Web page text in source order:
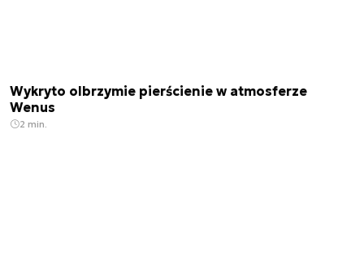
Wykryto olbrzymie pierścienie w atmosferze
Wenus
2 min.